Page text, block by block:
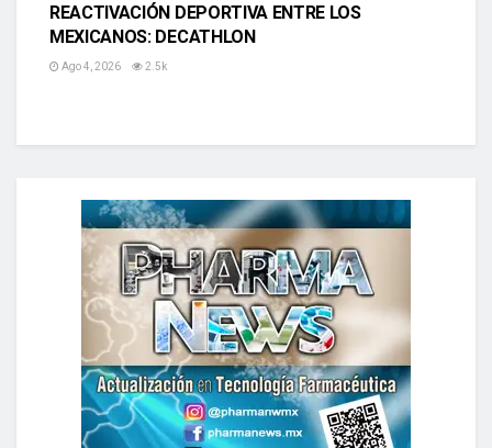
REACTIVACIÓN DEPORTIVA ENTRE LOS
MEXICANOS: DECATHLON
Ago 4, 2026 2.5k